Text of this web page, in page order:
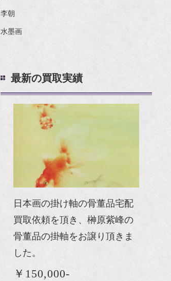
李朝
水墨画
最新の買取実績
日本画の掛け軸の骨董品宅配
買取依頼を頂き、榊原紫峰の
骨董品の掛軸をお譲り頂きま
した。
￥150,000-